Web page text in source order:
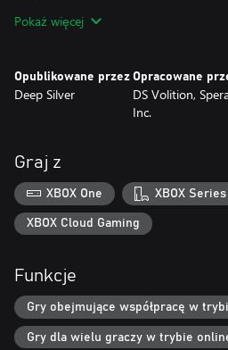
Zrzuć czołg na spadochronie, użyj
najbardziej… ekscentrycznych
Pokaż więcej
Opublikowane przez
Deep Silver
Opracowane
DS Volition,
Inc.
Graj z
XBOX One XBOX Series
XBOX Cloud Gaming
Funkcje
Gry obejmujące współpracę w
Gry dla wielu graczy w trybie